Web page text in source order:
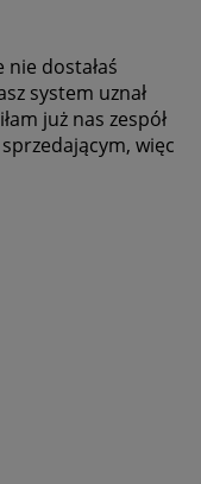
nie dostałaś
system uznał
już nas zespół
więc